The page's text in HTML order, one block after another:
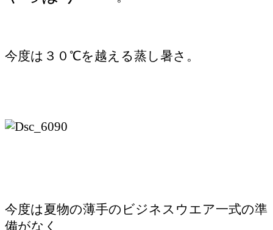
今度は３０℃を越える蒸し暑さ。
今度は夏物の薄手のビジネスウエア一式の準
備がなく